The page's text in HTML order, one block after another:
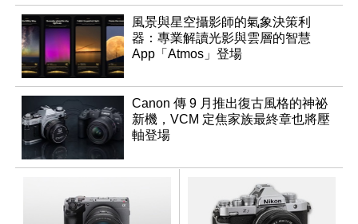
風景與星空攝影師的氣象決策利
器：專業解讀光影與雲層的智慧
App「Atmos」登場
Canon 傳 9 月推出復古風格的神祕
新機，VCM 定焦家族最終章也將壓
軸登場